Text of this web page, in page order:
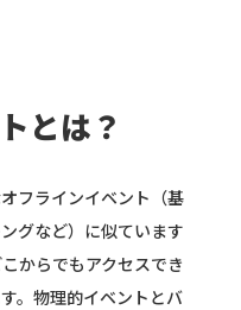
とは？
フラインイベント（基
グなど）に似ています
からでもアクセスでき
。物理的イベントとバ